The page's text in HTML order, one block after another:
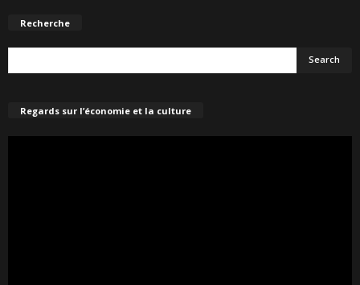
Recherche
Regards sur l’économie et la culture